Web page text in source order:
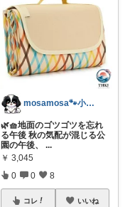
mosamosa🐾小さめバッグの日々✨
🌿🧺地面のゴツゴツを忘れ
る午後 秋の気配が混じる公
園の午後、
...
￥ 3,045
0 0 8
コレ いいね